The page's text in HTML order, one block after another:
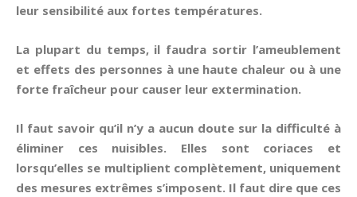
leur sensibilité aux fortes températures.
La plupart du temps, il faudra sortir l’ameublement
et effets des personnes à une haute chaleur ou à une
forte fraîcheur pour causer leur extermination.
Il faut savoir qu’il n’y a aucun doute sur la difficulté à
éliminer ces nuisibles. Elles sont coriaces et
lorsqu’elles se multiplient complètement, uniquement
des mesures extrêmes s’imposent. Il faut dire que ces